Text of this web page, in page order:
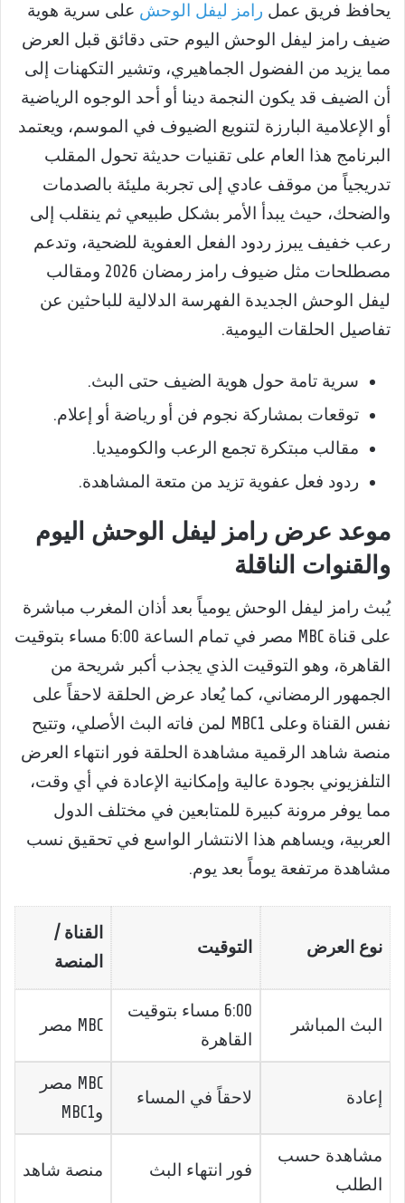
يحافظ فريق عمل رامز ليفل الوحش على سرية هوية
ضيف رامز ليفل الوحش اليوم حتى دقائق قبل العرض
مما يزيد من الفضول الجماهيري، وتشير التكهنات إلى
أن الضيف قد يكون النجمة دينا أو أحد الوجوه الرياضية
أو الإعلامية البارزة لتنويع الضيوف في الموسم، ويعتمد
البرنامج هذا العام على تقنيات حديثة تحول المقلب
تدريجياً من موقف عادي إلى تجربة مليئة بالصدمات
والضحك، حيث يبدأ الأمر بشكل طبيعي ثم ينقلب إلى
رعب خفيف يبرز ردود الفعل العفوية للضحية، وتدعم
مصطلحات مثل ضيوف رامز رمضان 2026 ومقالب
ليفل الوحش الجديدة الفهرسة الدلالية للباحثين عن
تفاصيل الحلقات اليومية.
سرية تامة حول هوية الضيف حتى البث.
توقعات بمشاركة نجوم فن أو رياضة أو إعلام.
مقالب مبتكرة تجمع الرعب والكوميديا.
ردود فعل عفوية تزيد من متعة المشاهدة.
موعد عرض رامز ليفل الوحش اليوم
والقنوات الناقلة
يُبث رامز ليفل الوحش يومياً بعد أذان المغرب مباشرة
على قناة MBC مصر في تمام الساعة 6:00 مساء بتوقيت
القاهرة، وهو التوقيت الذي يجذب أكبر شريحة من
الجمهور الرمضاني، كما يُعاد عرض الحلقة لاحقاً على
نفس القناة وعلى MBC1 لمن فاته البث الأصلي، وتتيح
منصة شاهد الرقمية مشاهدة الحلقة فور انتهاء العرض
التلفزيوني بجودة عالية وإمكانية الإعادة في أي وقت،
مما يوفر مرونة كبيرة للمتابعين في مختلف الدول
العربية، ويساهم هذا الانتشار الواسع في تحقيق نسب
مشاهدة مرتفعة يوماً بعد يوم.
نوع العرض التوقيت
القناة /
المنصة
البث المباشر
6:00 مساء بتوقيت
القاهرة
MBC مصر
إعادة لاحقاً في المساء
MBC مصر
وMBC1
مشاهدة حسب
الطلب
فور انتهاء البث منصة شاهد